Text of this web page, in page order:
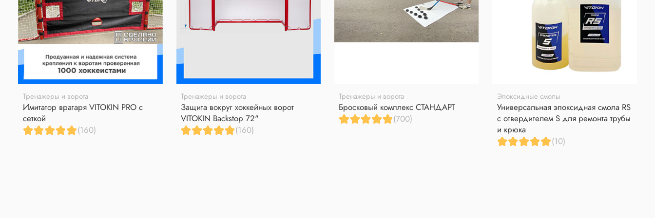
Тренажеры и ворота
Имитатор вратаря VITOKIN PRO с
сеткой
(160)
Тренажеры и ворота
Защита вокруг хоккейных ворот
VITOKIN Backstop 72"
(160)
Тренажеры и ворота
Бросковый комплекс СТАНДАРТ
(700)
Эпоксидные смолы
Универсальная эпоксидная смола RS
с отвердителем S для ремонта трубы
и крюка
(10)